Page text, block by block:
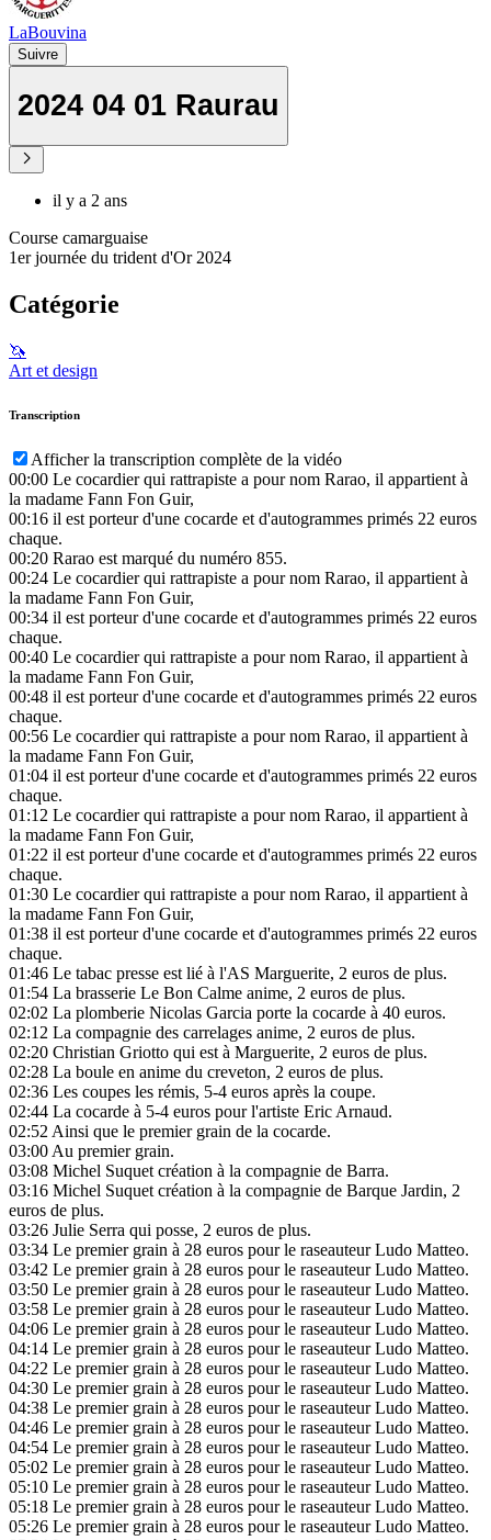
LaBouvina
Suivre
2024 04 01 Raurau
il y a 2 ans
Course camarguaise
1er journée du trident d'Or 2024
Catégorie
🦄
Art et design
Transcription
Afficher la transcription complète de la vidéo
00:00 Le cocardier qui rattrapiste a pour nom Rarao, il appartient à
la madame Fann Fon Guir,
00:16 il est porteur d'une cocarde et d'autogrammes primés 22 euros
chaque.
00:20 Rarao est marqué du numéro 855.
00:24 Le cocardier qui rattrapiste a pour nom Rarao, il appartient à
la madame Fann Fon Guir,
00:34 il est porteur d'une cocarde et d'autogrammes primés 22 euros
chaque.
00:40 Le cocardier qui rattrapiste a pour nom Rarao, il appartient à
la madame Fann Fon Guir,
00:48 il est porteur d'une cocarde et d'autogrammes primés 22 euros
chaque.
00:56 Le cocardier qui rattrapiste a pour nom Rarao, il appartient à
la madame Fann Fon Guir,
01:04 il est porteur d'une cocarde et d'autogrammes primés 22 euros
chaque.
01:12 Le cocardier qui rattrapiste a pour nom Rarao, il appartient à
la madame Fann Fon Guir,
01:22 il est porteur d'une cocarde et d'autogrammes primés 22 euros
chaque.
01:30 Le cocardier qui rattrapiste a pour nom Rarao, il appartient à
la madame Fann Fon Guir,
01:38 il est porteur d'une cocarde et d'autogrammes primés 22 euros
chaque.
01:46 Le tabac presse est lié à l'AS Marguerite, 2 euros de plus.
01:54 La brasserie Le Bon Calme anime, 2 euros de plus.
02:02 La plomberie Nicolas Garcia porte la cocarde à 40 euros.
02:12 La compagnie des carrelages anime, 2 euros de plus.
02:20 Christian Griotto qui est à Marguerite, 2 euros de plus.
02:28 La boule en anime du creveton, 2 euros de plus.
02:36 Les coupes les rémis, 5-4 euros après la coupe.
02:44 La cocarde à 5-4 euros pour l'artiste Eric Arnaud.
02:52Ainsi que le premier grain de la cocarde.
03:00Au premier grain.
03:08 Michel Suquet création à la compagnie de Barra.
03:16 Michel Suquet création à la compagnie de Barque Jardin, 2
euros de plus.
03:26 Julie Serra qui posse, 2 euros de plus.
03:34 Le premier grain à 28 euros pour le raseauteur Ludo Matteo.
03:42 Le premier grain à 28 euros pour le raseauteur Ludo Matteo.
03:50 Le premier grain à 28 euros pour le raseauteur Ludo Matteo.
03:58 Le premier grain à 28 euros pour le raseauteur Ludo Matteo.
04:06 Le premier grain à 28 euros pour le raseauteur Ludo Matteo.
04:14 Le premier grain à 28 euros pour le raseauteur Ludo Matteo.
04:22 Le premier grain à 28 euros pour le raseauteur Ludo Matteo.
04:30 Le premier grain à 28 euros pour le raseauteur Ludo Matteo.
04:38 Le premier grain à 28 euros pour le raseauteur Ludo Matteo.
04:46 Le premier grain à 28 euros pour le raseauteur Ludo Matteo.
04:54 Le premier grain à 28 euros pour le raseauteur Ludo Matteo.
05:02 Le premier grain à 28 euros pour le raseauteur Ludo Matteo.
05:10 Le premier grain à 28 euros pour le raseauteur Ludo Matteo.
05:18 Le premier grain à 28 euros pour le raseauteur Ludo Matteo.
05:26 Le premier grain à 28 euros pour le raseauteur Ludo Matteo.